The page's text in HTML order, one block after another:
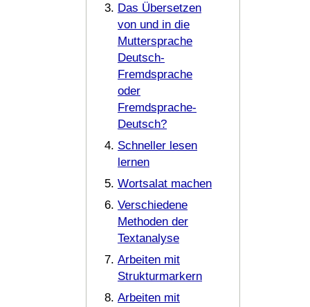
Das Übersetzen
von und in die
Muttersprache
Deutsch-
Fremdsprache
oder
Fremdsprache-
Deutsch?
Schneller lesen
lernen
Wortsalat machen
Verschiedene
Methoden der
Textanalyse
Arbeiten mit
Strukturmarkern
Arbeiten mit